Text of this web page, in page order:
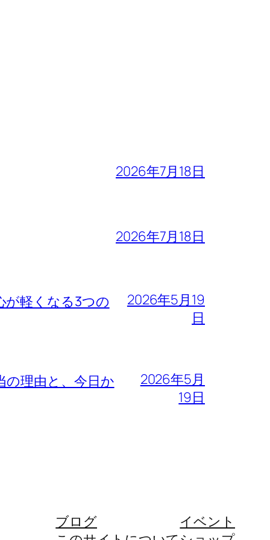
2026年7月18日
2026年7月18日
軽くなる3つの
2026年5月19
日
理由と、今日か
2026年5月
19日
ブログ
イベント